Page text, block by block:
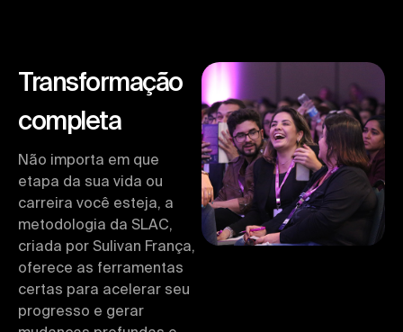
Transformação
completa
Não importa em que
etapa da sua vida ou
carreira você esteja, a
metodologia da SLAC,
criada por Sulivan França,
oferece as ferramentas
certas para acelerar seu
progresso e gerar